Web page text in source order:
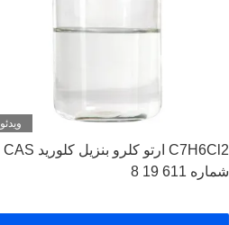
ویدئو
C7H6Cl2 ارتو کلرو بنزیل کلورید CAS
شماره 611 19 8